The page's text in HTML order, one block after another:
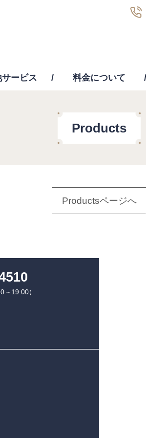
ービス
PC修理・修復・復元
料金について
Products
Productsページへ
～19:00）